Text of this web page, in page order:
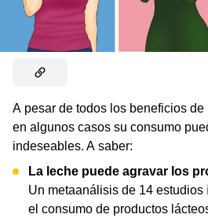
A pesar de todos los beneficios
en algunos casos su consumo
indeseables. A saber:
La leche puede agravar los
Un metaanálisis de 14 estudios
el consumo de productos